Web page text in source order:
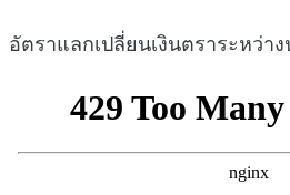
อัตราแลกเปลี่ยนเงินตราระหว่าง